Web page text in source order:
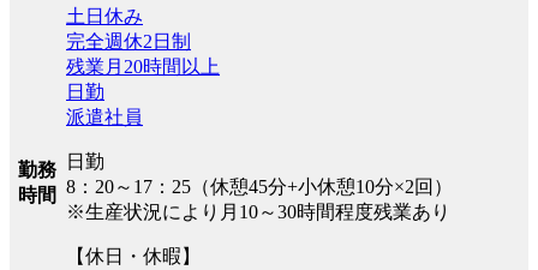
勤務
時間
土日休み
完全週休2日制
残業月20時間以上
日勤
派遣社員
日勤
8：20～17：25（休憩45分+小休憩10分×2回）
※生産状況により月10～30時間程度残業あり
【休日・休暇】